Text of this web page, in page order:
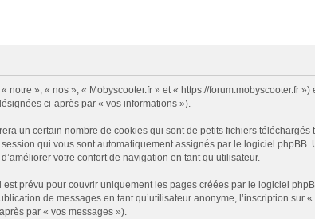
», « nos », « Mobyscooter.fr » et « https://forum.mobyscooter.fr »)
ci-après par « vos informations »).
un certain nombre de cookies qui sont de petits fichiers téléchargés
qui vous sont automatiquement assignés par le logiciel phpBB.
votre confort de navigation en tant qu’utilisateur.
prévu pour couvrir uniquement les pages créées par le logiciel
de messages en tant qu’utilisateur anonyme, l’inscription sur «
par « vos messages »).